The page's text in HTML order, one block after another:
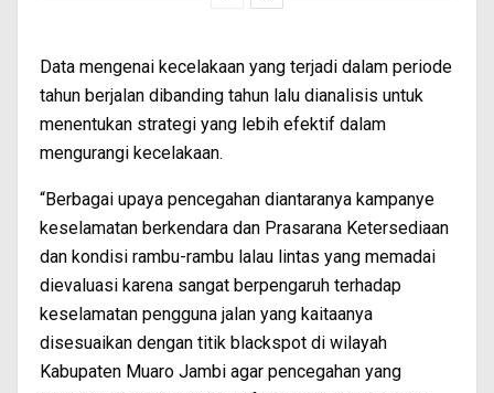
Data mengenai kecelakaan yang terjadi dalam periode
tahun berjalan dibanding tahun lalu dianalisis untuk
menentukan strategi yang lebih efektif dalam
mengurangi kecelakaan.
“Berbagai upaya pencegahan diantaranya kampanye
keselamatan berkendara dan Prasarana Ketersediaan
dan kondisi rambu-rambu lalau lintas yang memadai
dievaluasi karena sangat berpengaruh terhadap
keselamatan pengguna jalan yang kaitaanya
disesuaikan dengan titik blackspot di wilayah
Kabupaten Muaro Jambi agar pencegahan yang